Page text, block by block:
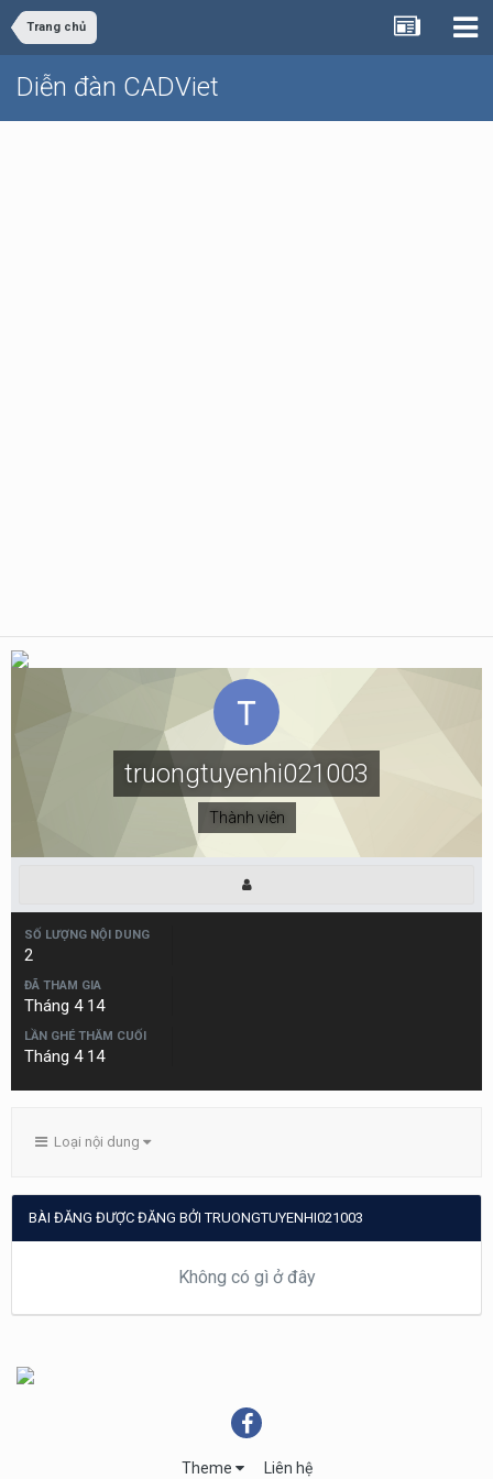
Trang chủ
Diễn đàn CADViet
truongtuyenhi021003
Thành viên
SỐ LƯỢNG NỘI DUNG
2
ĐÃ THAM GIA
Tháng 4 14
LẦN GHÉ THĂM CUỐI
Tháng 4 14
Loại nội dung
BÀI ĐĂNG ĐƯỢC ĐĂNG BỞI TRUONGTUYENHI021003
Không có gì ở đây
Theme Liên hệ